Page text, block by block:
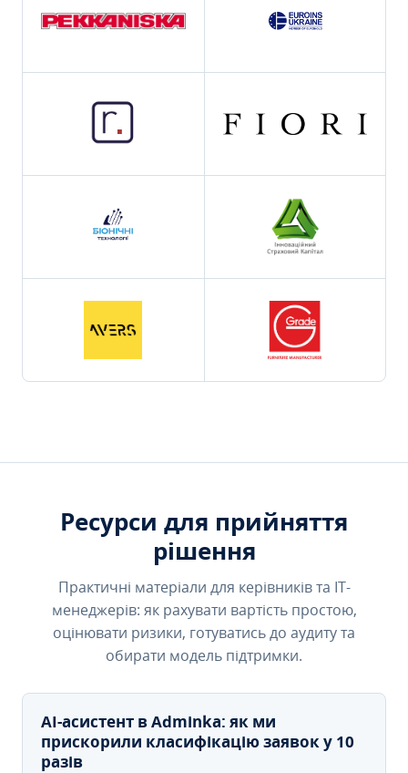
Ресурси для прийняття
рішення
Практичні матеріали для керівників та IT-
менеджерів: як рахувати вартість простою,
оцінювати ризики, готуватись до аудиту та
обирати модель підтримки.
AI-асистент в Adminka: як ми
прискорили класифікацію заявок у 10
разів